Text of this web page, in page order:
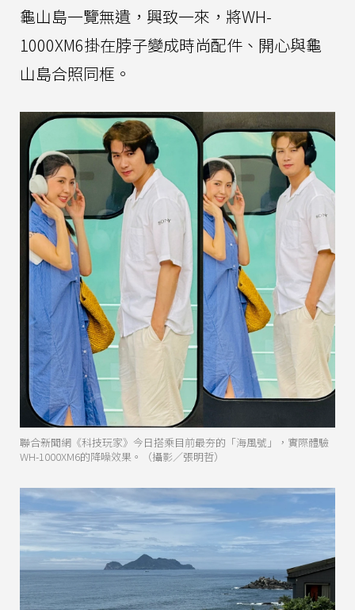
龜山島一覽無遺，興致一來，將WH-
1000XM6掛在脖子變成時尚配件、開心與龜
山島合照同框。
聯合新聞網《科技玩家》今日搭乘目前最夯的「海風號」，實際體驗
WH-1000XM6的降噪效果。（攝影／張明哲）